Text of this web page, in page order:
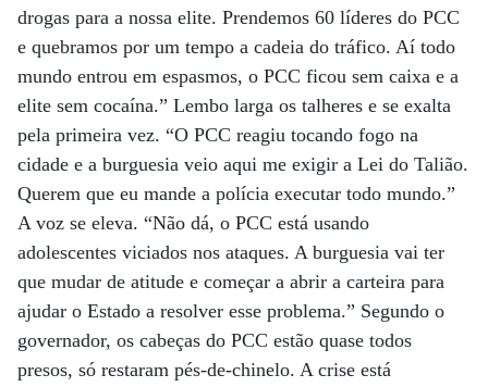
drogas para a nossa elite. Prendemos 60 líderes do PCC
e quebramos por um tempo a cadeia do tráfico. Aí todo
mundo entrou em espasmos, o PCC ficou sem caixa e a
elite sem cocaína.” Lembo larga os talheres e se exalta
pela primeira vez. “O PCC reagiu tocando fogo na
cidade e a burguesia veio aqui me exigir a Lei do Talião.
Querem que eu mande a polícia executar todo mundo.”
A voz se eleva. “Não dá, o PCC está usando
adolescentes viciados nos ataques. A burguesia vai ter
que mudar de atitude e começar a abrir a carteira para
ajudar o Estado a resolver esse problema.” Segundo o
governador, os cabeças do PCC estão quase todos
presos, só restaram pés-de-chinelo. A crise está